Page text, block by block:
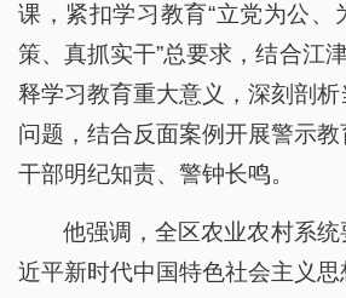
课，紧扣学习教育“立党为公、
策、真抓实干”总要求，结合江
释学习教育重大意义，深刻剖
问题，结合反面案例开展警示
干部明纪知责、警钟长鸣。
他强调，全区农业农村系统
近平新时代中国特色社会主义